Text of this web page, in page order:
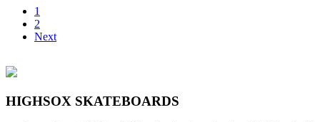
1
2
Next
HIGHSOX SKATEBOARDS